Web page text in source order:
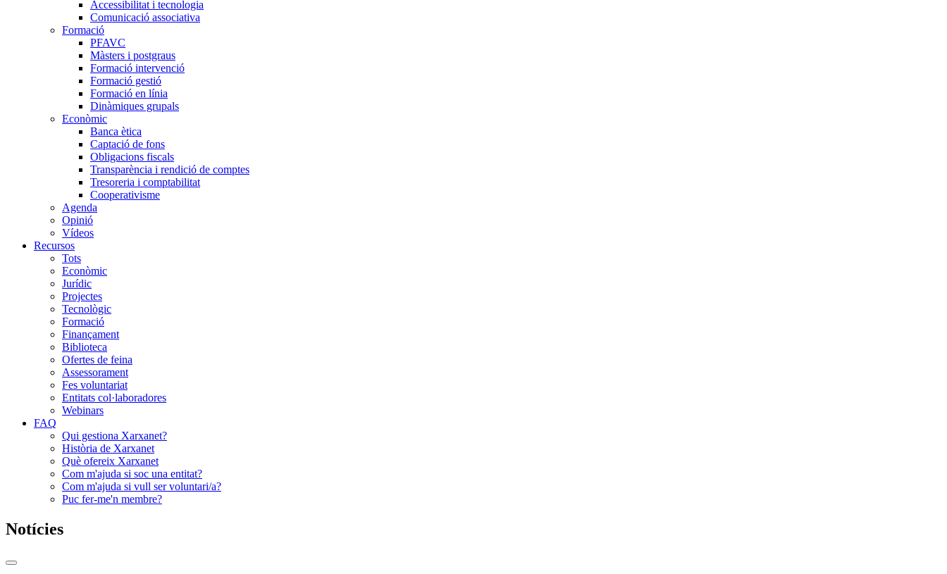
Accessibilitat i tecnologia
Comunicació associativa
Formació
PFAVC
Màsters i postgraus
Formació intervenció
Formació gestió
Formació en línia
Dinàmiques grupals
Econòmic
Banca ètica
Captació de fons
Obligacions fiscals
Transparència i rendició de comptes
Tresoreria i comptabilitat
Cooperativisme
Agenda
Opinió
Vídeos
Recursos
Tots
Econòmic
Jurídic
Projectes
Tecnològic
Formació
Finançament
Biblioteca
Ofertes de feina
Assessorament
Fes voluntariat
Entitats col·laboradores
Webinars
FAQ
Qui gestiona Xarxanet?
Història de Xarxanet
Què ofereix Xarxanet
Com m'ajuda si soc una entitat?
Com m'ajuda si vull ser voluntari/a?
Puc fer-me'n membre?
Notícies
Commutador